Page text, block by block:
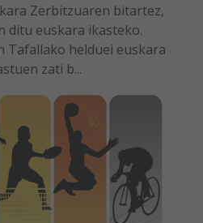
Zerbitzuaren bitartez,
ditu euskara ikasteko.
Tafallako helduei euskara
zati b...